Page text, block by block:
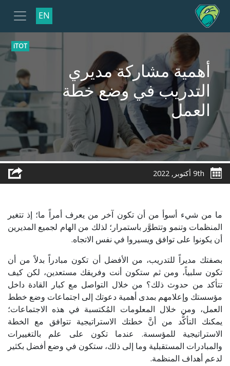
EN
iTOT
أهمية مشاركة مديري
التدريب في وضع خطة
العمل
9th أكتوبر, 2022
ما من شيء أسوأ من أن تكون آخر من يعرف أمراً ما؛ إذ تتغير
المنظمات وتنمو وتتطوَّر باستمرار؛ لذلك من الهام لجميع المديرين
أن يكونوا على توافق ويسيروا في نفس الاتجاه.
بصفتك مديراً للتدريب، من الأفضل أن تكون مبادراً بدلاً من أن
تكون سلبياً، ومن ثم ستكون أنت وفريقك مستعدين، لكن كيف
تتأكد من حدوث ذلك؟ من خلال التواصل مع كبار القادة داخل
مؤسستك وإعلامهم بمدى أهمية دعوتك إلى اجتماعات وضع خطط
العمل، ومن خلال المعلومات المُكتسبة في هذه الاجتماعات؛
يمكنك التأكُّد من أنَّ خطتك الاستراتيجية تتوافق مع الخطة
الاستراتيجية للمؤسسة. عندما تكون على علم بالتغييرات
والمبادرات المستقبلية وما إلى ذلك، ستكون في وضع أفضل بكثير
لدعم أهداف المنظمة.